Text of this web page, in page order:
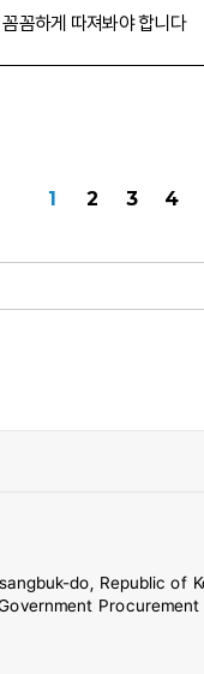
꼼하게 따져봐야 합니다
1 2 3 4
do, Republic